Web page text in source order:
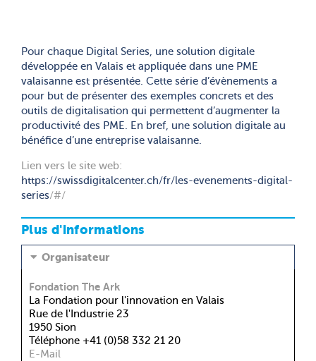
Pour chaque Digital Series, une solution digitale
développée en Valais et appliquée dans une PME
valaisanne est présentée. Cette série d’évènements a
pour but de présenter des exemples concrets et des
outils de digitalisation qui permettent d’augmenter la
productivité des PME. En bref, une solution digitale au
bénéfice d’une entreprise valaisanne.
Lien vers le site web:
https://swissdigitalcenter.ch/fr/les-evenements-digital-
series/#/
Plus d'informations
Organisateur
Fondation The Ark
La Fondation pour l'innovation en Valais
Rue de l'Industrie 23
1950 Sion
Téléphone +41 (0)58 332 21 20
E-Mail